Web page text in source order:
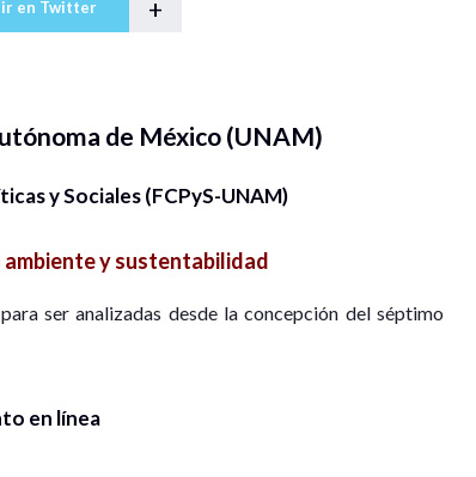
en Twitter +
de México (UNAM)
y Sociales (FCPyS-UNAM)
y sustentabilidad
ser analizadas desde la concepción del séptimo
en línea